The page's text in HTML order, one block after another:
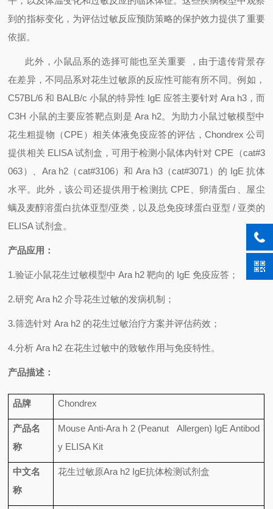
到的指标变化，为评估过敏反应预防策略的保护效力提供了重要
依据。
此外，小鼠品系的选择可能也至关重要
，由于遗传背景存
在差异，不同品系对花生过敏原的反应性可能有所不同。例如，
C57BL/6和 BALB/c小鼠的特异性 IgE 应答主要针对Ara h3，而
C3H 小鼠的主要应答靶点则是 Ara h2。为助力小鼠过敏模型中
花生粗提物（CPE ）相关体液免疫应答的评估， Chondrex公司
提供相关 ELISA试剂盒，可用于检测小鼠体内针对 CPE （cat#3
063）、 Ara h2（cat#3106）和 Ara h3（cat#3071 ）的 IgE抗体
水平。此外，该公司还提供用于检测抗 CPE 、卵清蛋白、屋尘
螨及麦醇溶蛋白抗体亚型/亚类，以及总免疫球蛋白亚型 / 亚类的
ELISA试剂盒。
产品应用：
1.验证小鼠花生过敏模型中 Ara h2靶向的 IgE免疫应答；
2.研究 Ara h2介导花生过敏的发病机制；
3.筛选针对 Ara h2 的花生过敏治疗方案并评估药效；
4.分析 Ara h2在花生过敏中的致敏作用与免疫特性。
产品描述：
品牌 Chondrex
产品名
称
Mouse Anti-Ara h 2 (Peanut Allergen) IgE Antibod
y ELISA Kit
中文名
称
花生过敏原Ara h2 IgE抗体检测试剂盒